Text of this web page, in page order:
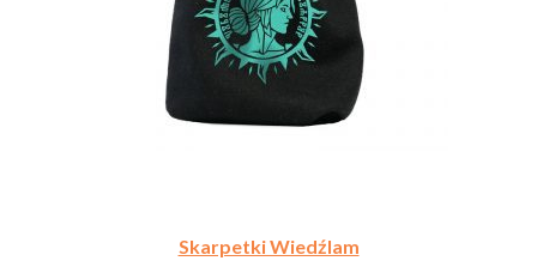
Skarpetki Wiedźlam